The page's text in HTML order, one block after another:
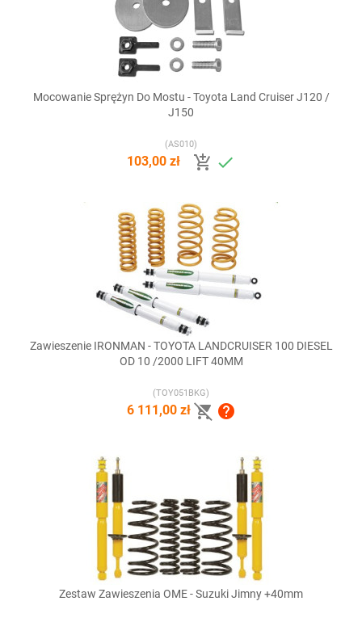
Mocowanie Sprężyn Do Mostu - Toyota Land Cruiser J120 /
J150
(AS010)
103,00 zł  
Zawieszenie IRONMAN - TOYOTA LANDCRUISER 100 DIESEL
OD 10 /2000 LIFT 40MM
(TOY051BKG)
6 111,00 zł  
Zestaw Zawieszenia OME - Suzuki Jimny +40mm